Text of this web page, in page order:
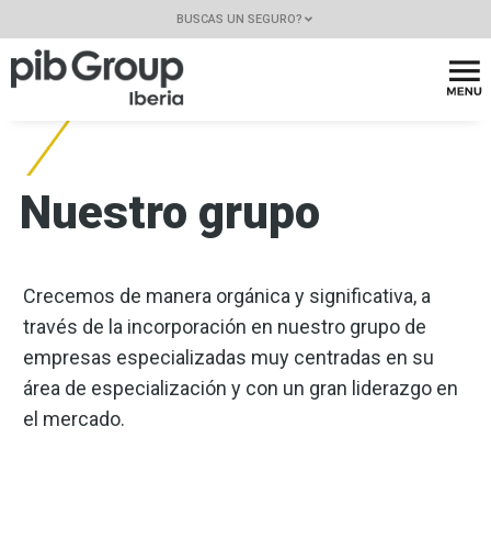
BUSCAS UN SEGURO?
Nuestro grupo
Crecemos de manera orgánica y significativa, a
través de la incorporación en nuestro grupo de
empresas especializadas muy centradas en su
área de especialización y con un gran liderazgo en
el mercado.